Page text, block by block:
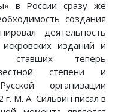
в России сразу же
создания
деятельность
изданий и
ставших теперь
степени и
организации
М. А. Сильвин писал в